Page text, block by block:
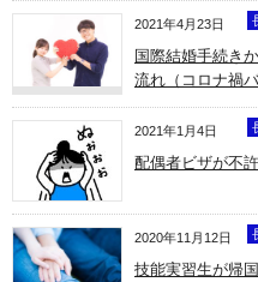
2021年4月23日
国際結婚手続き
流れ（コロナ禍バ
2021年1月4日
配偶者ビザが不
2020年11月12日
技能実習生が帰